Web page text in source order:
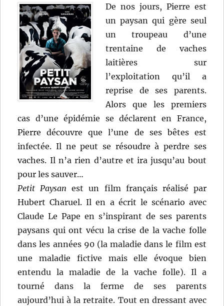
De nos jours, Pierre est
un paysan qui gère seul
un troupeau d’une
trentaine de vaches
laitières sur
l’exploitation qu’il a
reprise de ses parents.
Alors que les premiers
cas d’une épidémie se déclarent en France,
Pierre découvre que l’une de ses bêtes est
infectée. Il ne peut se résoudre à perdre ses
vaches. Il n’a rien d’autre et ira jusqu’au bout
pour les sauver…
Petit Paysan est un film français réalisé par
Hubert Charuel. Il en a écrit le scénario avec
Claude Le Pape en s’inspirant de ses parents
paysans qui ont vécu la crise de la vache folle
dans les années 90 (la maladie dans le film est
une maladie fictive mais elle évoque bien
entendu la maladie de la vache folle). Il a
tourné dans la ferme de ses parents
aujourd’hui à la retraite. Tout en dressant avec